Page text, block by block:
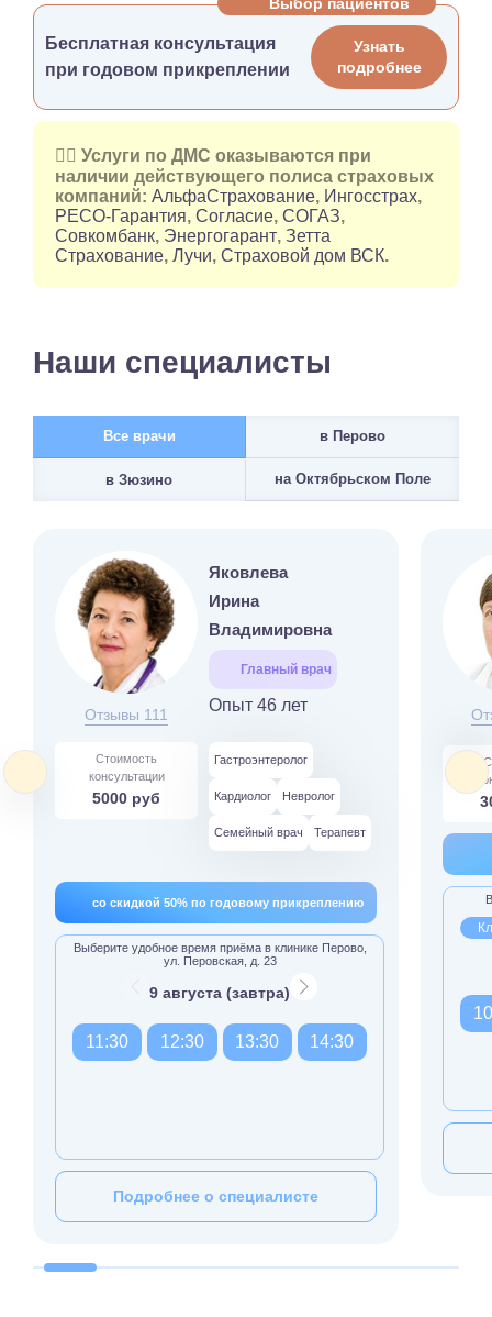
Выбор пациентов
Бесплатная консультация
при годовом прикреплении
Узнать
подробнее
👉🏻 Услуги по ДМС оказываются при
наличии действующего полиса страховых
компаний: АльфаСтрахование, Ингосстрах,
РЕСО-Гарантия, Согласие, СОГАЗ,
Совкомбанк, Энергогарант, Зетта
Страхование, Лучи, Страховой дом ВСК.
Наши специалисты
Все врачи в Перово
в Зюзино на Октябрьском Поле
Отзывы 111
Яковлева
Ирина
Владимировна
Главный врач
Опыт 46 лет
Стоимость
консультации
5000 руб
Гастроэнтеролог
Кардиолог Невролог
Семейный врач Терапевт
со скидкой 50% по годовому прикреплению
Выберите удобное время приёма в клинике Перово,
ул. Перовская, д. 23
9 августа (завтра)
11:30 12:30 13:30 14:30
Подробнее о специалисте